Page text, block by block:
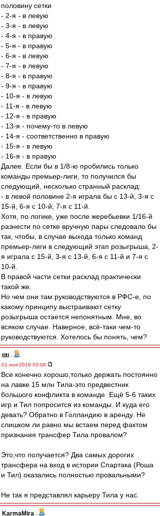
половину сетки
- 2-я - в левую
- 3-я - в левую
- 4-я - в правую
- 5-я - в правую
- 6-я - в левую
- 7-я - в левую
- 8-я - в правую
- 9-я - в правую
- 10-я - в левую
- 11-я - в левую
- 12-я - в правую
- 13-я - почему-то в левую
- 14-я - соответственно в правую
- 15-я - в левую
- 16-я - в правую
Далее. Если бы в 1/8-ю пробились только
команды премьер-лиги, то получился бы
следующий, несколько странный расклад:
- в левой половине 2-я играла бы с 13-й, 3-я с
15-й, 6-я с 10-й, 7-я с 11-й.
Хотя, по логике, уже после жеребьевки 1/16-й
разнести по сетке вручную пары следовало бы
так, чтобы, в случае выхода только команд
премьер-лиги в следующий этап розыгрыша, 2-
я играла с 15-й, 3-я с 13-й, 6-я с 11-й и 7-я с
10-й.
В правой части сетки расклад практически
такой же.
Но чем они там руководствуются в РФС-е, по
какому принципу выстраивают сетку
розыгрыша остается непонятным. Мне, во
всяком случае. Наверное, всё-таки чем-то
руководствуются. Хотелось бы понять, чем?
titi -
01 ноя 2019 03:08
Все конечно хорошо,только держать постоянно
на лавке 15 млн Тила-это предвестник
большого конфликта в команде. Ещё 5-6 таких
игр и Тил попросится из команды. И куда его
девать? Обратно в Голландию в аренду. Не
слишком ли равно мы встаем перед фактом
признания трансфер Тила провалом?
Это,что получается? Два самых дорогих
трансфера на вход в истории Спартака (Роша
и Тил) оказались полностью провальными?
Не так я представлял карьеру Тила у нас.
KarmaMira -